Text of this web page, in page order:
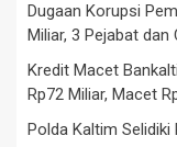
Dugaan Korupsi
Miliar, 3 Pejabat dan
Kredit Macet
Rp72 Miliar, Macet
Polda Kaltim Selidiki